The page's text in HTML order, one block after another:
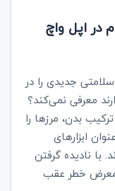
دراپل واچ
واچ 7 ویژگی‌های سلامتی جدیدی را در
معرفی نمی‌کند؟
تحلیل ترکیب بدن، مرزها را
ابزارهای
با نادیده گرفتن
معرض خطر عقب